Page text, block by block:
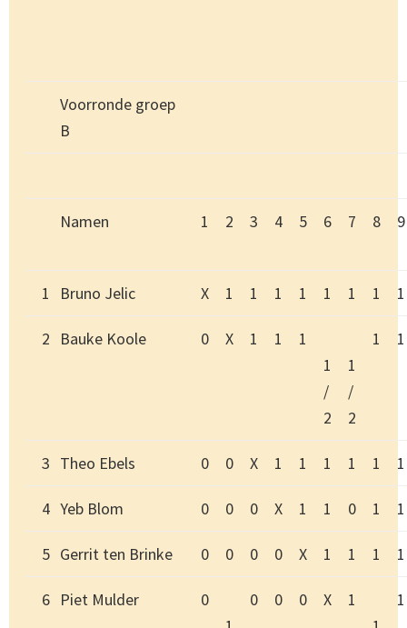
Voorronde groep
B
Namen 1 2 3 4 5 6 7 8 9
1 Bruno Jelic X 1 1 1 1 1 1 1 1
2 Bauke Koole 0 X 1 1
1
1
/
2
1
/
2
1 1
3 Theo Ebels 0 0 X 1 1 1 1 1 1
4 Yeb Blom 0 0 0 X 1 1 0 1 1
5 Gerrit ten Brinke 0 0 0 0 X 1 1 1 1
6 Piet Mulder
0
0 0 0 X
1
1